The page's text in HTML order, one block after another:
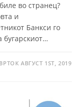
во странец?
и
Банкси го
бугарскиот…
АВГУСТ 1ST, 2019